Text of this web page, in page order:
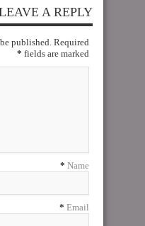
A REPLY
published. Required
fields are marked
*
Name
*
Email
*